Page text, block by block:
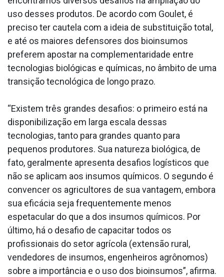
uso desses produtos. De acordo com Goulet, é
preciso ter cautela com a ideia de substituição total,
e até os maiores defensores dos bioinsumos
preferem apostar na complementaridade entre
tecnologias biológicas e químicas, no âmbito de uma
transição tecnológica de longo prazo.
“Existem três grandes desafios: o primeiro está na
disponibilização em larga escala dessas
tecnologias, tanto para grandes quanto para
pequenos produtores. Sua natureza biológica, de
fato, geralmente apresenta desafios logísticos que
não se aplicam aos insumos químicos. O segundo é
convencer os agricultores de sua vantagem, embora
sua eficácia seja frequentemente menos
espetacular do que a dos insumos químicos. Por
último, há o desafio de capacitar todos os
profissionais do setor agrícola (extensão rural,
vendedores de insumos, engenheiros agrônomos)
sobre a importância e o uso dos bioinsumos”, afirma.